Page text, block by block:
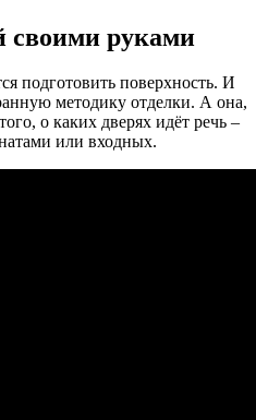
своими руками
подготовить поверхность. И
методику отделки. А она,
о каких дверях идёт речь –
или входных.